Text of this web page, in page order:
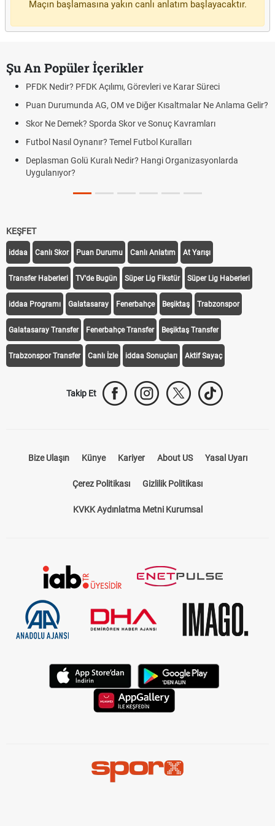
Maçın başlamasına yakın canlı anlatım başlayacaktır.
Şu An Popüler İçerikler
PFDK Nedir? PFDK Açılımı, Görevleri ve Karar Süreci
Puan Durumunda AG, OM ve Diğer Kısaltmalar Ne Anlama Gelir?
Skor Ne Demek? Sporda Skor ve Sonuç Kavramları
Futbol Nasıl Oynanır? Temel Futbol Kuralları
Deplasman Golü Kuralı Nedir? Hangi Organizasyonlarda
Uygulanıyor?
KEŞFET
iddaa Canlı Skor Puan Durumu Canlı Anlatım At Yarışı
Transfer Haberleri TV'de Bugün Süper Lig Fikstür Süper Lig Haberleri
iddaa Programı Galatasaray Fenerbahçe Beşiktaş Trabzonspor
Galatasaray Transfer Fenerbahçe Transfer Beşiktaş Transfer
Trabzonspor Transfer Canlı İzle iddaa Sonuçları Aktif Sayaç
Takip Et
Bize Ulaşın Künye Kariyer About US Yasal Uyarı
Çerez Politikası Gizlilik Politikası
KVKK Aydınlatma Metni Kurumsal